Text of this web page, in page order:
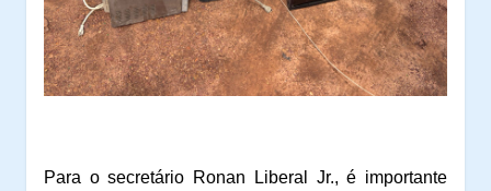
Para o secretário Ronan Liberal Jr., é importante